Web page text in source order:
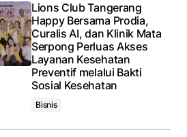
Lions Club Tangerang
Happy Bersama Prodia,
Curalis AI, dan Klinik Mata
Serpong Perluas Akses
Layanan Kesehatan
Preventif melalui Bakti
Sosial Kesehatan
Bisnis